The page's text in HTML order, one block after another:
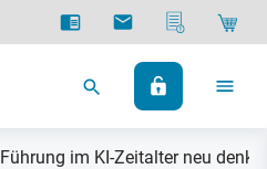
Führung im KI-Zeitalter neu